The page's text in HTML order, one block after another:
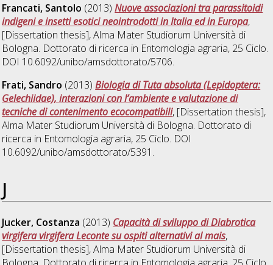
Francati, Santolo (2013)Nuove associazioni tra parassitoidi
indigeni e insetti esotici neointrodotti in Italia ed in Europa,
[Dissertation thesis], Alma Mater Studiorum Università di
Bologna. Dottorato di ricerca in Entomologia agraria, 25 Ciclo.
DOI 10.6092/unibo/amsdottorato/5706.
Frati, Sandro (2013)Biologia di Tuta absoluta (Lepidoptera:
Gelechiidae), interazioni con l’ambiente e valutazione di
tecniche di contenimento ecocompatibili, [Dissertation thesis],
Alma Mater Studiorum Università di Bologna. Dottorato di
ricerca in Entomologia agraria, 25 Ciclo. DOI
10.6092/unibo/amsdottorato/5391.
J
Jucker, Costanza (2013) Capacità di sviluppo di Diabrotica
virgifera virgifera Leconte su ospiti alternativi al mais,
[Dissertation thesis], Alma Mater Studiorum Università di